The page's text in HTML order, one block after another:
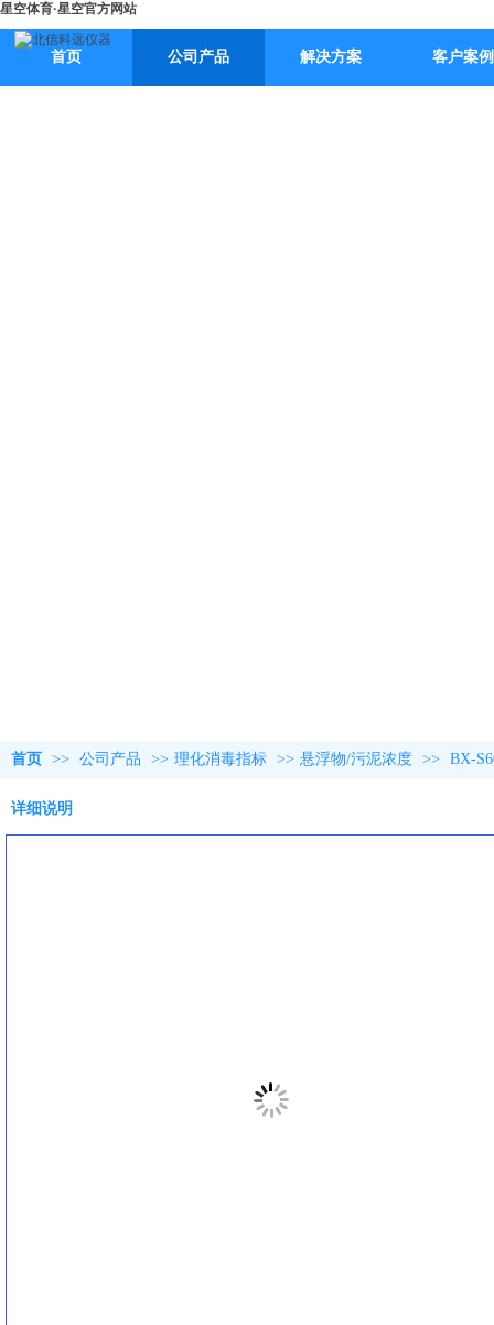
星空体育·星空官方网站
首页 公司产品 解决方案 客户案例
首页 >> 公司产品 >> 理化消毒指标 >> 悬浮物/污泥浓度 >> BX-
详细说明